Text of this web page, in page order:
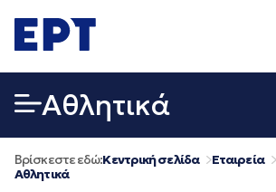
σε
περιεχόμενο
Αθλητικά
Βρίσκεστε εδώ:Κεντρική σελίδα Εταιρεία
Αθλητικά